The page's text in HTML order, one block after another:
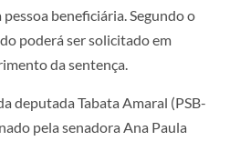
beneficiária. Segundo o
poderá ser solicitado em
da sentença.
deputada Tabata Amaral (PSB-
pela senadora Ana Paula